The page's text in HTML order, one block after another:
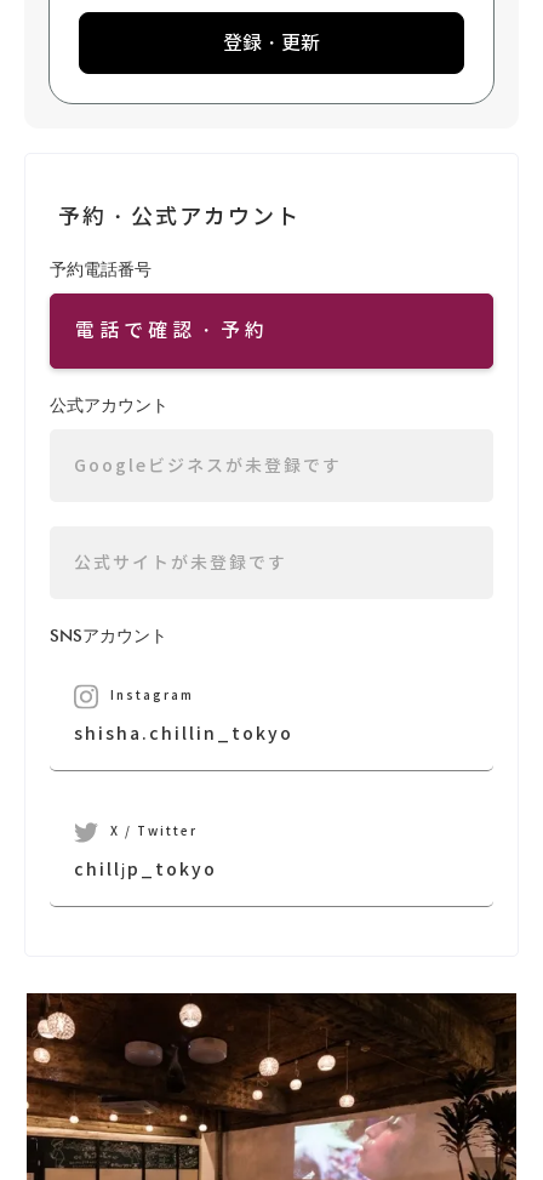
登録・更新
予約・公式アカウント
予約電話番号
電話で確認・予約
公式アカウント
Googleビジネスが未登録です
公式サイトが未登録です
SNSアカウント
Instagram
shisha.chillin_tokyo
X / Twitter
chilljp_tokyo